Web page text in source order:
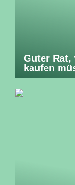
Guter Rat,
kaufen